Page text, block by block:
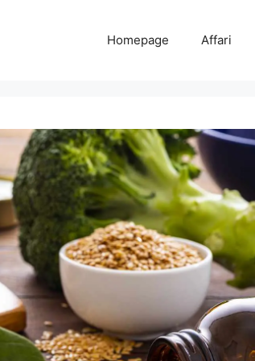
Homepage Affari